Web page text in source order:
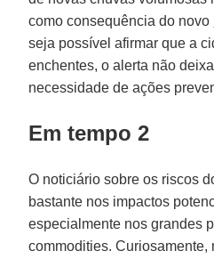
como consequência do novo
seja possível afirmar que a
enchentes, o alerta não
necessidade de ações
Em tempo 2
O noticiário sobre os riscos
bastante nos impactos
especialmente nos grandes
commodities. Curiosamente,